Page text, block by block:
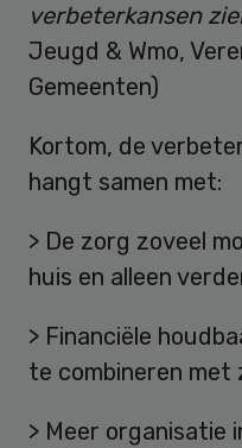
verbeterkansen
Jeugd & Wmo,
Gemeenten)
Kortom, de
hangt samen met:
> De zorg zoveel
huis en alleen
> Financiële
te combineren met
> Meer organisatie